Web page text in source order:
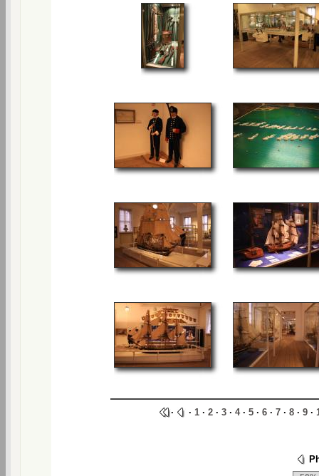
· · 1 · 2 · 3 · 4· 5 · 6 · 7 · 8 · 9 ·